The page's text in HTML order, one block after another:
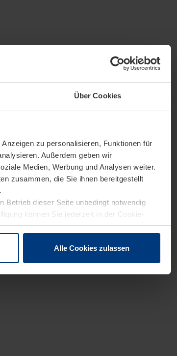
Über Cookies
zu personalisieren, Funktionen für
Außerdem geben wir
Medien, Werbung und Analysen weiter.
zusammen, die Sie ihnen bereitgestellt
Betrieb dieser Seite unbedingt notwendig
können Sie jederzeit in der Cookie-
widerrufen.
Alle Cookies zulassen